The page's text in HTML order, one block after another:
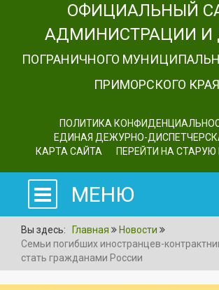
ОФИЦИАЛЬНЫЙ
АДМИНИСТРАЦИИ
ПОГРАНИЧНОГО
ПРИМОРСКОГО КРАЯ
ПОЛИТИКА
ЕДИНАЯ ДЕЖУРНО-
КАРТА САЙТА
ПЕРЕЙТИ НА
МЕНЮ
Вы здесь: Главная
Новости
Семьи погибших иностранцев-
стать гражданами России